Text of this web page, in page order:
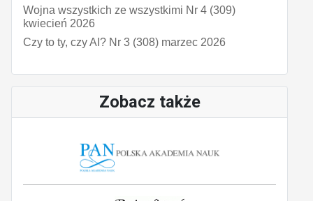
Wojna wszystkich ze wszystkimi Nr 4 (309)
kwiecień 2026
Czy to ty, czy AI? Nr 3 (308) marzec 2026
Zobacz także